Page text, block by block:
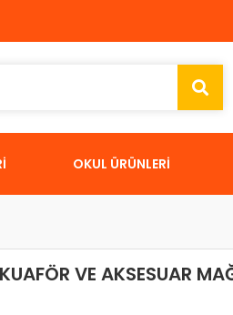
OKUL ÜRÜNLERİ
VE AKSESUAR